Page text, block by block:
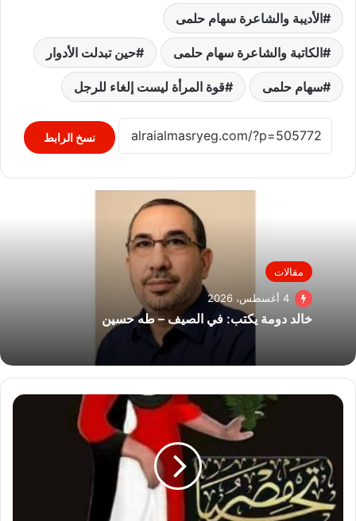
الأديبة والشاعرة سهام حلمى
الكاتبة والشاعرة سهام حلمى حين تبدلت الأدوار
سهام حلمى قوة المرأة ليست إلغاء للرجل
نسخ الرابط
مقالات
4 أغسطس، 2026
خالد دومة يكتب: في الصيف – طه حسين
برقية
الأضحى
المبارك